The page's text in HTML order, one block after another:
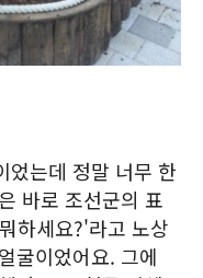
었는데 정말 너무 한
바로 조선군의 표
하세요?'라고 노상
굴이었어요. 그에